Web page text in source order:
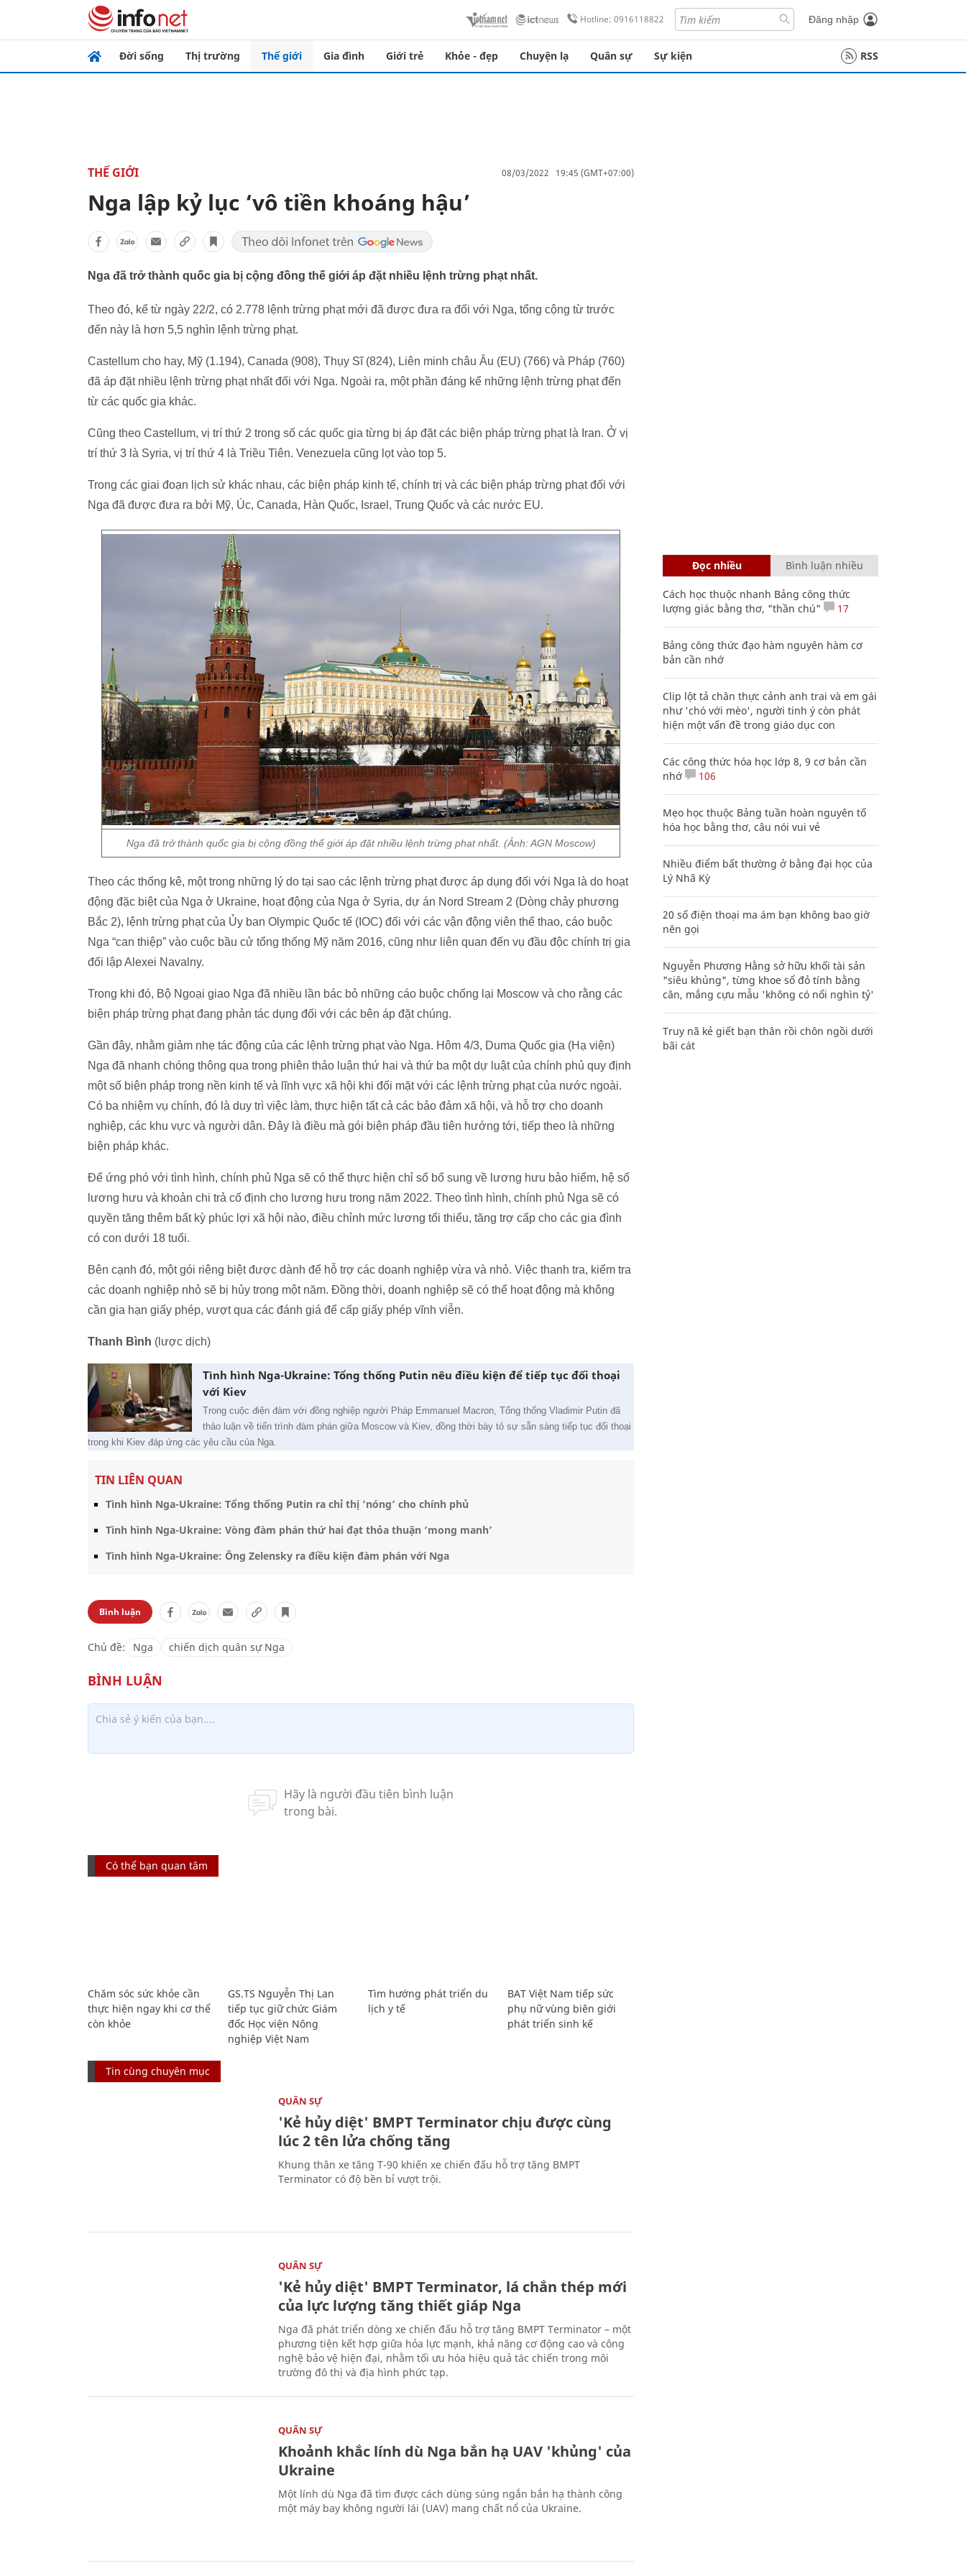
Hotline: 0916118822 Đăng nhập
Đời sống Thị trường Thế giới Gia đình Giới trẻ Khỏe - đẹp Chuyện lạ Quân sự Sự kiện RSS
THẾ GIỚI 08/03/2022 19:45 (GMT+07:00)
Nga lập kỷ lục ‘vô tiền khoáng hậu’
Nga đã trở thành quốc gia bị cộng đồng thế giới áp đặt nhiều lệnh trừng phạt nhất.
Theo đó, kể từ ngày 22/2, có 2.778 lệnh trừng phạt mới đã được đưa ra đối với Nga, tổng cộng từ trước
đến này là hơn 5,5 nghìn lệnh trừng phạt.
Castellum cho hay, Mỹ (1.194), Canada (908), Thụy Sĩ (824), Liên minh châu Âu (EU) (766) và Pháp (760)
đã áp đặt nhiều lệnh trừng phạt nhất đối với Nga. Ngoài ra, một phần đáng kể những lệnh trừng phạt đến
từ các quốc gia khác.
Cũng theo Castellum, vị trí thứ 2 trong số các quốc gia từng bị áp đặt các biện pháp trừng phạt là Iran. Ở vị
trí thứ 3 là Syria, vị trí thứ 4 là Triều Tiên. Venezuela cũng lọt vào top 5.
Trong các giai đoạn lịch sử khác nhau, các biện pháp kinh tế, chính trị và các biện pháp trừng phạt đối với
Nga đã được đưa ra bởi Mỹ, Úc, Canada, Hàn Quốc, Israel, Trung Quốc và các nước EU.
Nga đã trở thành quốc gia bị cộng đồng thế giới áp đặt nhiều lệnh trừng phạt nhất. (Ảnh: AGN Moscow)
Theo các thống kê, một trong những lý do tại sao các lệnh trừng phạt được áp dụng đối với Nga là do hoạt
động đặc biệt của Nga ở Ukraine, hoạt động của Nga ở Syria, dự án Nord Stream 2 (Dòng chảy phương
Bắc 2), lệnh trừng phạt của Ủy ban Olympic Quốc tế (IOC) đối với các vận động viên thể thao, cáo buộc
Nga “can thiệp” vào cuộc bầu cử tổng thống Mỹ năm 2016, cũng như liên quan đến vụ đầu độc chính trị gia
đối lập Alexei Navalny.
Trong khi đó, Bộ Ngoại giao Nga đã nhiều lần bác bỏ những cáo buộc chống lại Moscow và cho rằng các
biện pháp trừng phạt đang phản tác dụng đối với các bên áp đặt chúng.
Gần đây, nhằm giảm nhẹ tác động của các lệnh trừng phạt vào Nga. Hôm 4/3, Duma Quốc gia (Hạ viện)
Nga đã nhanh chóng thông qua trong phiên thảo luận thứ hai và thứ ba một dự luật của chính phủ quy định
một số biện pháp trong nền kinh tế và lĩnh vực xã hội khi đối mặt với các lệnh trừng phạt của nước ngoài.
Có ba nhiệm vụ chính, đó là duy trì việc làm, thực hiện tất cả các bảo đảm xã hội, và hỗ trợ cho doanh
nghiệp, các khu vực và người dân. Đây là điều mà gói biện pháp đầu tiên hướng tới, tiếp theo là những
biện pháp khác.
Để ứng phó với tình hình, chính phủ Nga sẽ có thể thực hiện chỉ số bổ sung về lương hưu bảo hiểm, hệ số
lương hưu và khoản chi trả cố định cho lương hưu trong năm 2022. Theo tình hình, chính phủ Nga sẽ có
quyền tăng thêm bất kỳ phúc lợi xã hội nào, điều chỉnh mức lương tối thiểu, tăng trợ cấp cho các gia đình
có con dưới 18 tuổi.
Bên cạnh đó, một gói riêng biệt được dành để hỗ trợ các doanh nghiệp vừa và nhỏ. Việc thanh tra, kiểm tra
các doanh nghiệp nhỏ sẽ bị hủy trong một năm. Đồng thời, doanh nghiệp sẽ có thể hoạt động mà không
cần gia hạn giấy phép, vượt qua các đánh giá để cấp giấy phép vĩnh viễn.
Thanh Bình (lược dịch)
Tình hình Nga-Ukraine: Tổng thống Putin nêu điều kiện để tiếp tục đối thoại
với Kiev
Trong cuộc điện đàm với đồng nghiệp người Pháp Emmanuel Macron, Tổng thống Vladimir Putin đã
thảo luận về tiến trình đàm phán giữa Moscow và Kiev, đồng thời bày tỏ sự sẵn sàng tiếp tục đối thoại
trong khi Kiev đáp ứng các yêu cầu của Nga.
TIN LIÊN QUAN
Tình hình Nga-Ukraine: Tổng thống Putin ra chỉ thị ‘nóng’ cho chính phủ
Tình hình Nga-Ukraine: Vòng đàm phán thứ hai đạt thỏa thuận ‘mong manh’
Tình hình Nga-Ukraine: Ông Zelensky ra điều kiện đàm phán với Nga
Bình luận
Chủ đề: Nga chiến dịch quân sự Nga
Có thể bạn quan tâm
Chăm sóc sức khỏe cần
thực hiện ngay khi cơ thể
còn khỏe
GS.TS Nguyễn Thị Lan
tiếp tục giữ chức Giám
đốc Học viện Nông
nghiệp Việt Nam
Tìm hướng phát triển du
lịch y tế
BAT Việt Nam tiếp sức
phụ nữ vùng biên giới
phát triển sinh kế
Tin cùng chuyên mục
QUÂN SỰ
'Kẻ hủy diệt' BMPT Terminator chịu được cùng
lúc 2 tên lửa chống tăng
Khung thân xe tăng T-90 khiến xe chiến đấu hỗ trợ tăng BMPT
Terminator có độ bền bỉ vượt trội.
QUÂN SỰ
'Kẻ hủy diệt' BMPT Terminator, lá chắn thép mới
của lực lượng tăng thiết giáp Nga
Nga đã phát triển dòng xe chiến đấu hỗ trợ tăng BMPT Terminator – một
phương tiện kết hợp giữa hỏa lực mạnh, khả năng cơ động cao và công
nghệ bảo vệ hiện đại, nhằm tối ưu hóa hiệu quả tác chiến trong môi
trường đô thị và địa hình phức tạp.
QUÂN SỰ
Khoảnh khắc lính dù Nga bắn hạ UAV 'khủng' của
Ukraine
Một lính dù Nga đã tìm được cách dùng súng ngắn bắn hạ thành công
một máy bay không người lái (UAV) mang chất nổ của Ukraine.
Đọc nhiều Bình luận nhiều
Cách học thuộc nhanh Bảng công thức
lượng giác bằng thơ, "thần chú"
17
Bảng công thức đạo hàm nguyên hàm cơ
bản cần nhớ
Clip lột tả chân thực cảnh anh trai và em gái
như 'chó với mèo', người tinh ý còn phát
hiện một vấn đề trong giáo dục con
Các công thức hóa học lớp 8, 9 cơ bản cần
nhớ
106
Mẹo học thuộc Bảng tuần hoàn nguyên tố
hóa học bằng thơ, câu nói vui vẻ
Nhiều điểm bất thường ở bằng đại học của
Lý Nhã Kỳ
20 số điện thoại ma ám bạn không bao giờ
nên gọi
Nguyễn Phương Hằng sở hữu khối tài sản
"siêu khủng", từng khoe sổ đỏ tính bằng
cân, mắng cựu mẫu 'không có nổi nghìn tỷ'
Truy nã kẻ giết bạn thân rồi chôn ngồi dưới
bãi cát